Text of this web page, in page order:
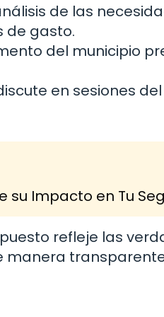
de las
de gasto.
del municipio
en sesiones
su Impacto en Tu
refleje las
manera